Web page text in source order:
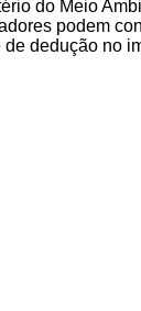
do Meio
podem
dedução no